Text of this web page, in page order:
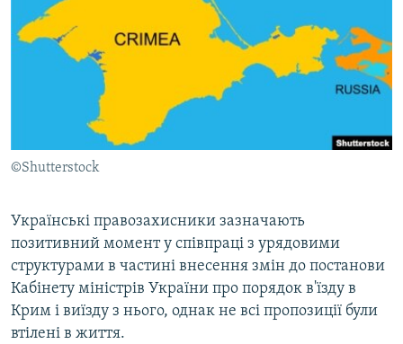
СПЕЦПРОЕКТИ
ДЕПОРТАЦІЯ
ВІДЕОУРОКИ «ELIFBE»
СВІДЧЕННЯ ОКУПАЦІЇ
УКРАЇНСЬКА ПРОБЛЕМА КРИМУ
ІНФОГРАФІКА
ЯК ОБІЙТИ БЛОКУВАННЯ
Qırımtatar
ДОЛУЧАЙСЯ!
©Shutterstock
Українські правозахисники зазначають
позитивний момент у співпраці з урядовими
структурами в частині внесення змін до постанови
Кабінету міністрів України про порядок в'їзду в
Крим і виїзду з нього, однак не всі пропозиції були
втілені в життя.